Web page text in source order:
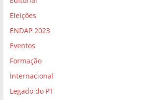
Eleições
ENDAP 2023
Eventos
Formação
Internacional
Legado do PT